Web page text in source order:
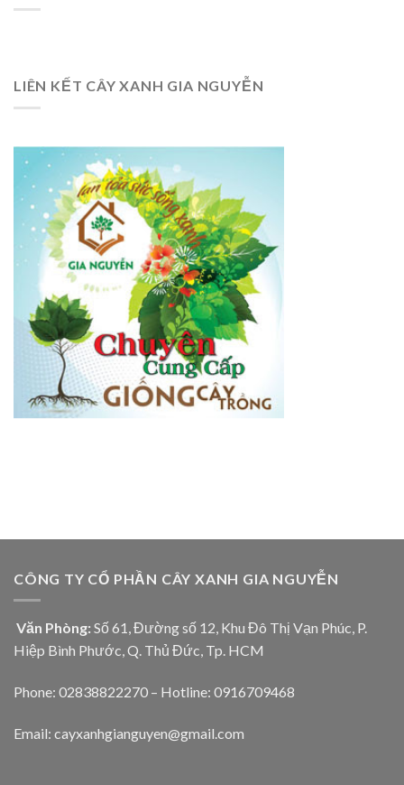
LIÊN KẾT CÂY XANH GIA NGUYỄN
CÔNG TY CỔ PHẦN CÂY XANH GIA NGUYỄN
Văn Phòng: Số 61, Đường số 12, Khu Đô Thị Vạn Phúc, P.
Hiệp Bình Phước, Q. Thủ Đức, Tp. HCM
Phone: 02838822270 – Hotline: 0916709468
Email: cayxanhgianguyen@gmail.com